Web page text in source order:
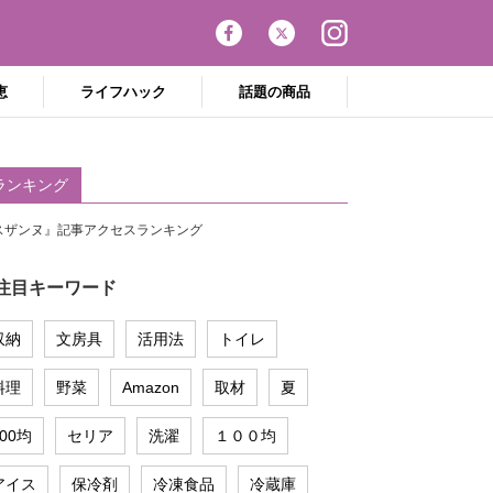
ライフハック 話題の商品
ンキング
ザンヌ』記事アクセスランキング
目キーワード
納 文房具 活用法 トイレ
理 野菜 Amazon 取材 夏
均 セリア 洗濯 １００均
イス 保冷剤 冷凍食品 冷蔵庫